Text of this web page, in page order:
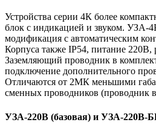
Устройства серии 4К более
блок с индикацией и звуком.
модификация с автоматическим
Корпуса также IP54, питание 220В,
Заземляющий проводник в
подключение дополнительного
Отличаются от 2МК меньшими
сменных проводников (проводник
УЗА-220В (базовая) и УЗА-220В-